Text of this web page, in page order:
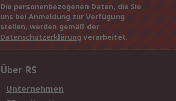
Die personenbezogenen Daten, die Sie
uns bei Anmeldung zur Verfügung
stellen, werden gemäß der
Datenschutzerklärung verarbeitet.
Über RS
Unternehmen